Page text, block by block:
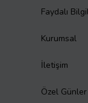
Faydalı
Kurumsal
İletişim
Özel Günler